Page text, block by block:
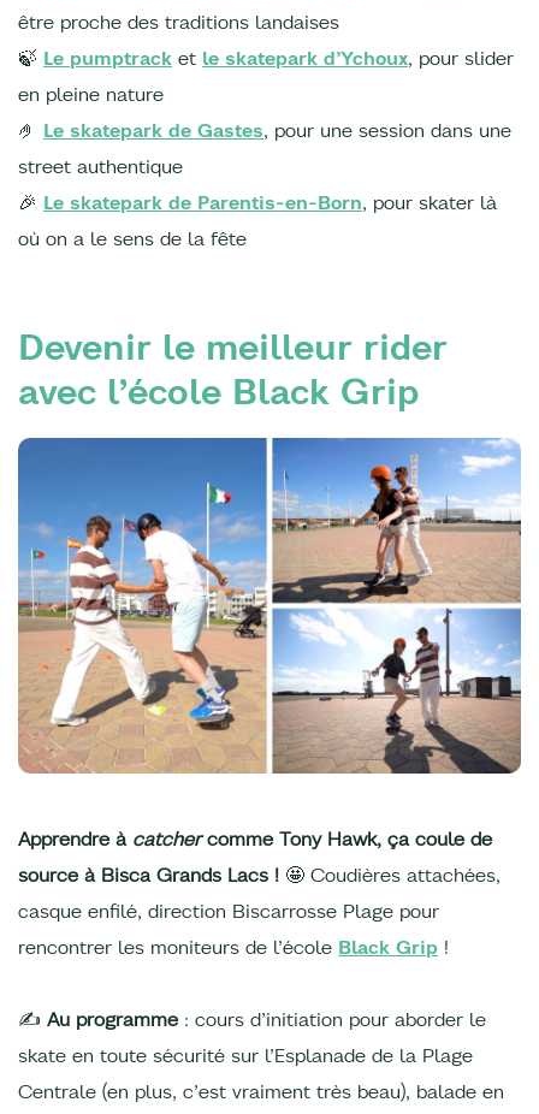
être proche des traditions landaises
🍃 Le pumptrack et le skatepark d’Ychoux, pour slider
en pleine nature
🤌 Le skatepark de Gastes, pour une session dans une
street authentique
🎉 Le skatepark de Parentis-en-Born, pour skater là
où on a le sens de la fête
Devenir le meilleur rider
avec l’école Black Grip
Apprendre à catchercomme Tony Hawk, ça coule de
source à Bisca Grands Lacs ! 🤩 Coudières attachées,
casque enfilé, direction Biscarrosse Plage pour
rencontrer les moniteurs de l’école Black Grip !
✍️ Au programme: cours d’initiation pour aborder le
skate en toute sécurité sur l’Esplanade de la Plage
Centrale (en plus, c’est vraiment très beau), balade en